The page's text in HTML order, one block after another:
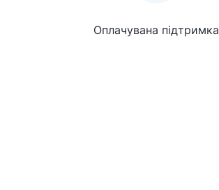
Оплачувана підтримка